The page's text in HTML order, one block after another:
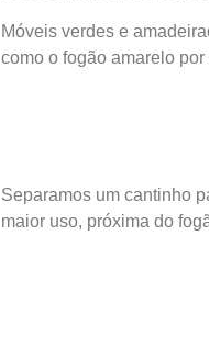
Móveis verdes e
como o fogão amarelo por
Separamos um cantinho
maior uso, próxima do